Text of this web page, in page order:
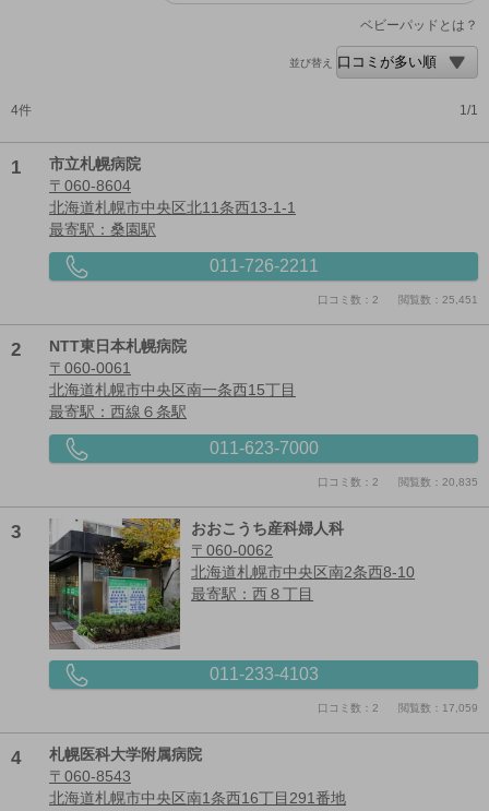
ベビーパッドとは？
並び替え
4件 1/1
1
市立札幌病院
〒060-8604
北海道札幌市中央区北11条西13-1-1
最寄駅：桑園駅
011-726-2211
口コミ数：2 閲覧数：25,451
2
NTT東日本札幌病院
〒060-0061
北海道札幌市中央区南一条西15丁目
最寄駅：西線６条駅
011-623-7000
口コミ数：2 閲覧数：20,835
3
おおこうち産科婦人科
〒060-0062
北海道札幌市中央区南2条西8-10
最寄駅：西８丁目
011-233-4103
口コミ数：2 閲覧数：17,059
4
札幌医科大学附属病院
〒060-8543
北海道札幌市中央区南1条西16丁目291番地